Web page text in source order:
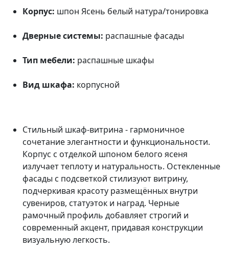
Корпус: шпон Ясень белый натура/тонировка
Дверные системы: распашные фасады
Тип мебели: распашные шкафы
Вид шкафа: корпусной
Стильный шкаф-витрина - гармоничное
сочетание элегантности и функциональности.
Корпус с отделкой шпоном белого ясеня
излучает теплоту и натуральность. Остекленные
фасады с подсветкой стилизуют витрину,
подчеркивая красоту размещённых внутри
сувениров, статуэток и наград. Черные
рамочный профиль добавляет строгий и
современный акцент, придавая конструкции
визуальную легкость.